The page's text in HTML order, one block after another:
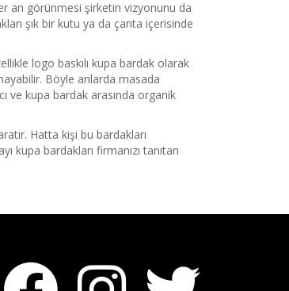
an görünmesi şirketin vizyonunu da
şık bir kutu ya da çanta içerisinde
logo baskılı kupa bardak olarak
Böyle anlarda masada
ve kupa bardak arasında organik
Hatta kişi bu bardakları
kupa bardakları firmanızı tanıtan